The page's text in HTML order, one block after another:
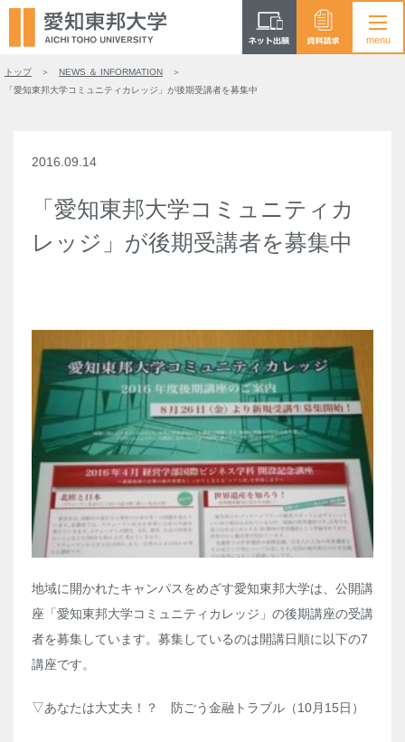
トップ
NEWS ＆ INFORMATION
「愛知東邦大学コミュニティカレッジ」が後期受講者を募集中
2016.09.14
「愛知東邦大学コミュニティカ
レッジ」が後期受講者を募集中
地域に開かれたキャンパスをめざす愛知東邦大学は、公開講
座「愛知東邦大学コミュニティカレッジ」の後期講座の受講
者を募集しています。募集しているのは開講日順に以下の7
講座です。
▽あなたは大丈夫！？ 防ごう金融トラブル（10月15日）